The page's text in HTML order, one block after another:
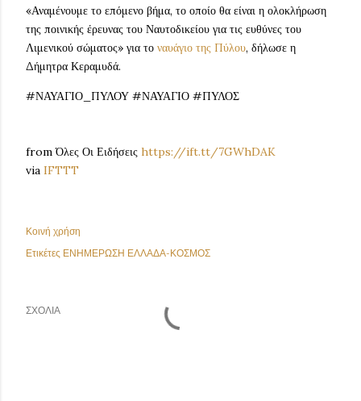
«Αναμένουμε το επόμενο βήμα, το οποίο θα είναι η ολοκλήρωση
της ποινικής έρευνας του Ναυτοδικείου για τις ευθύνες του
Λιμενικού σώματος» για το ναυάγιο της Πύλου, δήλωσε η
Δήμητρα Κεραμυδά.
#ΝΑΥΑΓΙΟ_ΠΥΛΟΥ #ΝΑΥΑΓΙΟ #ΠΥΛΟΣ
from Όλες Οι Ειδήσεις https://ift.tt/7GWhDAK
via IFTTT
Κοινή χρήση
Ετικέτες ΕΝΗΜΕΡΩΣΗ ΕΛΛΑΔΑ-ΚΟΣΜΟΣ
ΣΧΌΛΙΑ